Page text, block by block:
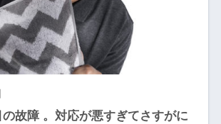
故障 。対応が悪すぎてさすがに